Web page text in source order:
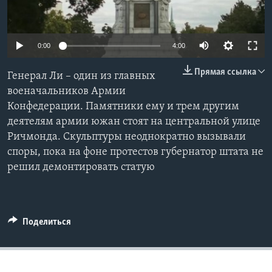
Learning English
Языки
0:00 4:00
Прямая ссылка
Генерал Ли – один из главных
военачальников Армии
Конфедерации. Памятники ему и трем другим
деятелям армии южан стоят на центральной улице
Ричмонда. Скульптуры неоднократно вызывали
споры, пока на фоне протестов губернатор штата не
решил демонтировать статую
Поделиться